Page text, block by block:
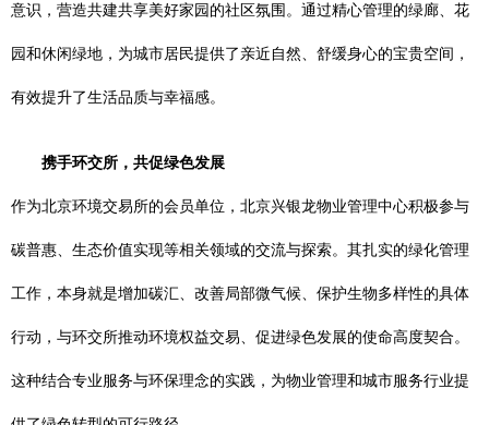
意识，营造共建共享美好家园的社区氛围。通过精心管理的绿廊、花
园和休闲绿地，为城市居民提供了亲近自然、舒缓身心的宝贵空间，
有效提升了生活品质与幸福感。
携手环交所，共促绿色发展
作为北京环境交易所的会员单位，北京兴银龙物业管理中心积极参与
碳普惠、生态价值实现等相关领域的交流与探索。其扎实的绿化管理
工作，本身就是增加碳汇、改善局部微气候、保护生物多样性的具体
行动，与环交所推动环境权益交易、促进绿色发展的使命高度契合。
这种结合专业服务与环保理念的实践，为物业管理和城市服务行业提